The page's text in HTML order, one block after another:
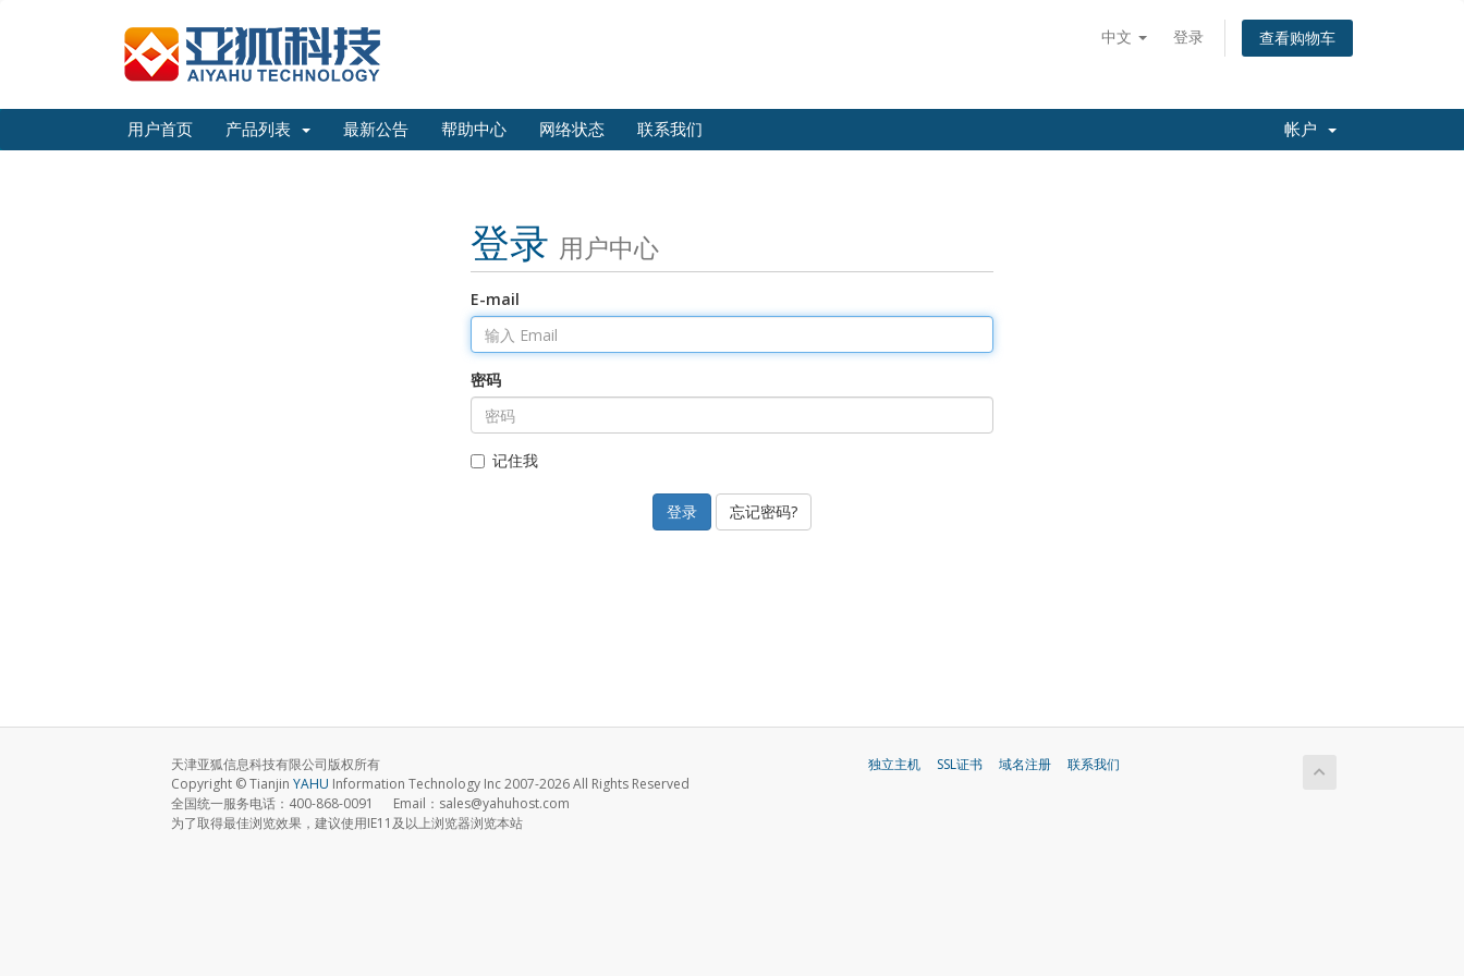
中文 登录 查看购物车
用户首页 产品列表 最新公告 帮助中心 网络状态 联系我们 帐户
登录 用户中心
E-mail
密码
记住我
忘记密码?
天津亚狐信息科技有限公司版权所有
Copyright © Tianjin YAHU Information Technology Inc 2007-2026 All Rights Reserved
全国统一服务电话：400-868-0091 Email：sales@yahuhost.com
为了取得最佳浏览效果，建议使用IE11及以上浏览器浏览本站
独立主机 SSL证书 域名注册 联系我们